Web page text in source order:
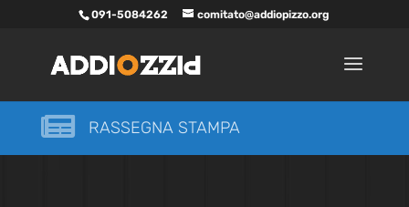
091-5084262 comitato@addiopizzo.org
 RASSEGNA STAMPA